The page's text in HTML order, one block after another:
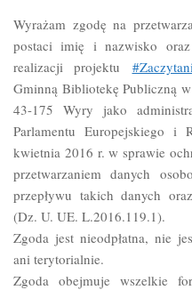
Wyrażam zgodę na
postaci imię i nazwisko
realizacji projektu
Gminną Bibliotekę Publiczną
43-175 Wyry jako
Parlamentu Europejskiego
kwietnia 2016 r. w sprawie
przetwarzaniem danych
przepływu takich danych
(Dz. U. UE. L.2016.119.1).
Zgoda jest nieodpłatna, nie
ani terytorialnie.
Zgoda obejmuje wszelkie